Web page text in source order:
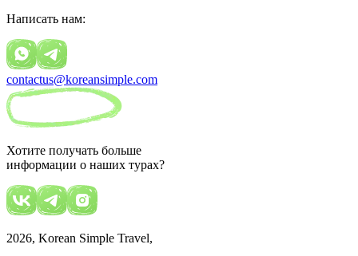
Написать нам:
contactus@koreansimple.com
Хотите получать больше
информации о наших турах?
2026, Korean Simple Travel,